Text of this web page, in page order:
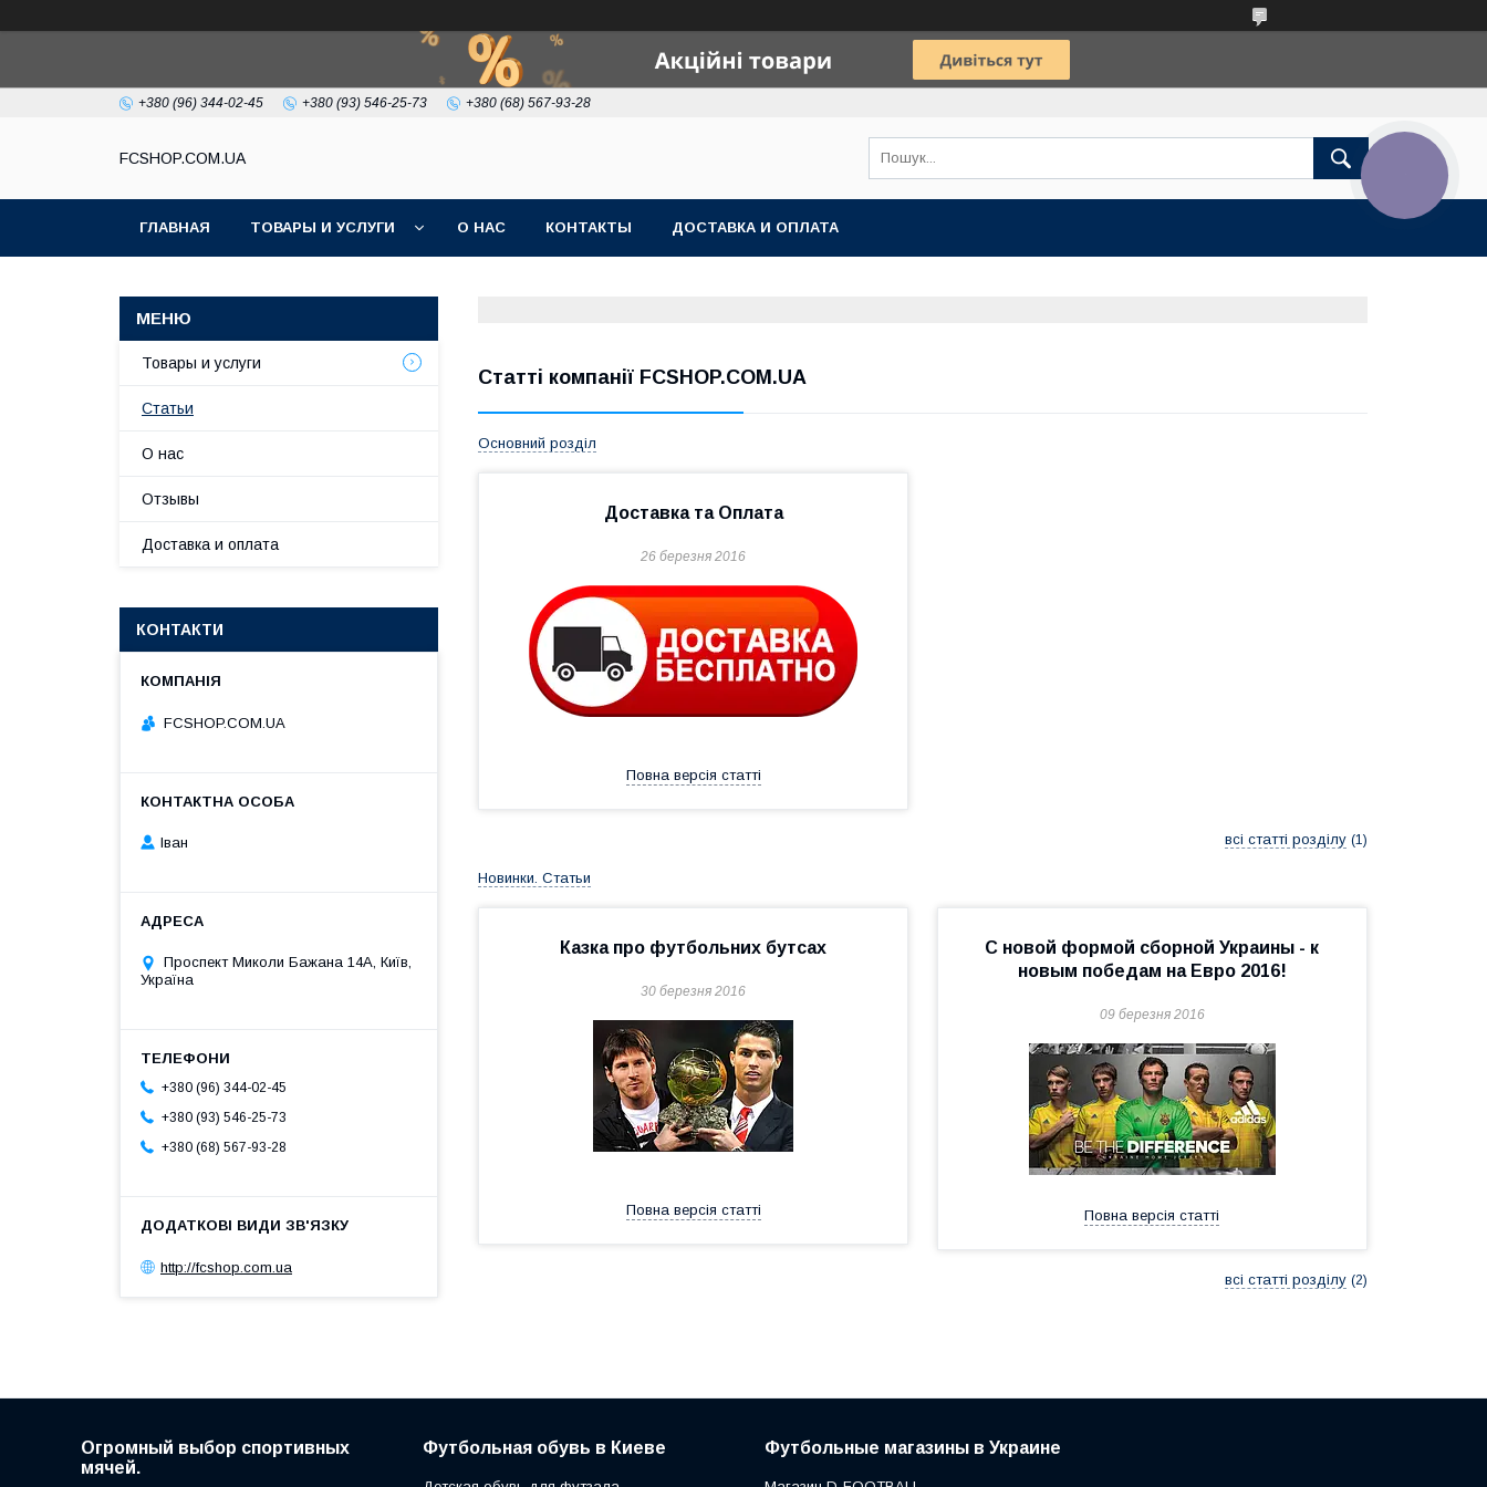
+380 (96) 344-02-45 +380 (93) 546-25-73 +380 (68) 567-93-28
FCSHOP.COM.UA
ГЛАВНАЯ ТОВАРЫ И УСЛУГИ О НАС КОНТАКТЫ ДОСТАВКА И ОПЛАТА
Статті компанії FCSHOP.COM.UA
Основний розділ
Доставка та Оплата
26 березня 2016
Повна версія статті
всі статті розділу 1
Новинки. Статьи
Казка про футбольних бутсах
30 березня 2016
Повна версія статті
С новой формой сборной Украины - к
новым победам на Евро 2016!
09 березня 2016
Повна версія статті
всі статті розділу 2
Товары и услуги
Статьи
О нас
Отзывы
Доставка и оплата
КОНТАКТИ
FCSHOP.COM.UA
Іван
Проспект Миколи Бажана 14А, Київ,
Україна
+380 (96) 344-02-45
+380 (93) 546-25-73
+380 (68) 567-93-28
http://fcshop.com.ua
Огромный выбор спортивных
мячей.
Футбольная обувь в Киеве Футбольные магазины в Украине